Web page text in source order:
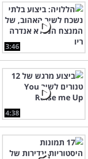
3:46
4:38